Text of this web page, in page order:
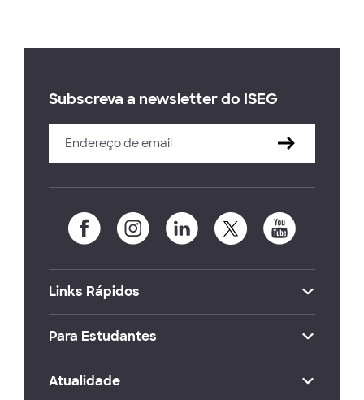
Subscreva a newsletter do ISEG
Links Rápidos
Para Estudantes
Atualidade